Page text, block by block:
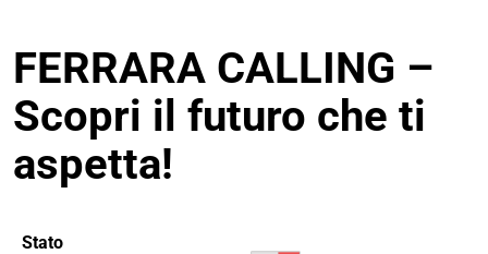
FERRARA CALLING –
Scopri il futuro che ti
aspetta!
Stato